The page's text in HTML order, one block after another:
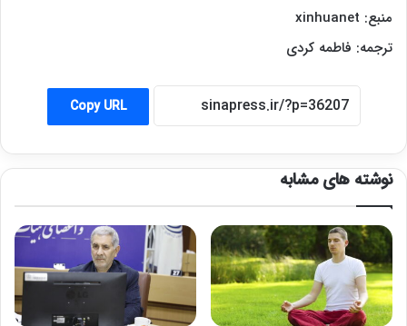
منبع: xinhuanet
ترجمه: فاطمه کردی
Copy URL
نوشته های مشابه